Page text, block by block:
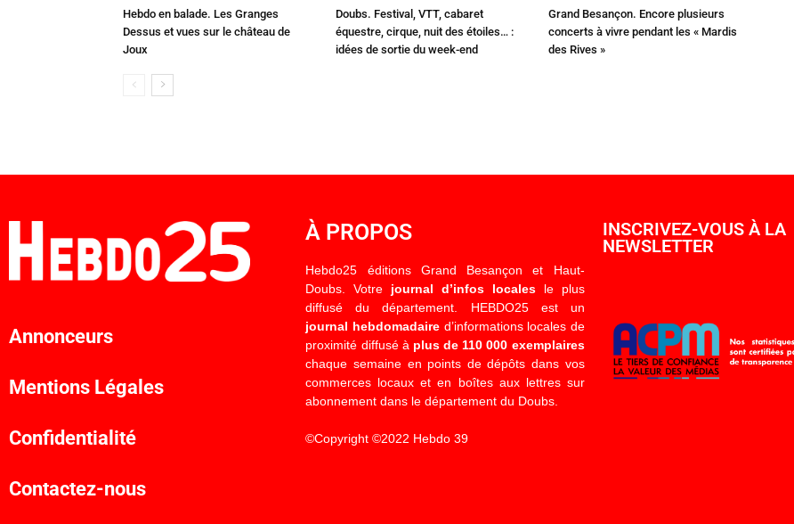
Hebdo en balade. Les Granges
Dessus et vues sur le château de
Joux
Doubs. Festival, VTT, cabaret
équestre, cirque, nuit des étoiles… :
idées de sortie du week-end
Grand Besançon. Encore plusieurs
concerts à vivre pendant les « Mardis
des Rives »
Annonceurs
Mentions Légales
Confidentialité
Contactez-nous
À PROPOS
Hebdo25 éditions Grand Besançon et Haut-
Doubs. Votre journal d’infos localesle plus
diffusé du département. HEBDO25 est un
journal hebdomadaired’informations locales de
proximité diffusé à plus de 110 000 exemplaires
chaque semaine en points de dépôts dans vos
commerces locaux et en boîtes aux lettres sur
abonnement dans le département du Doubs.
©Copyright ©2022 Hebdo 39
INSCRIVEZ-VOUS À LA
NEWSLETTER